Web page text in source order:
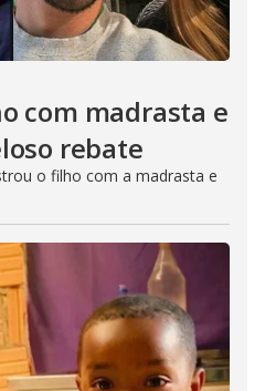
com madrasta e
rebate
o filho com a madrasta e